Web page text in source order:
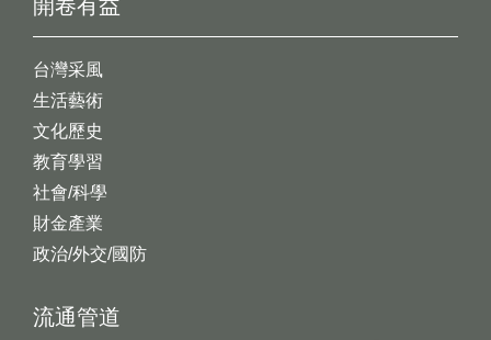
開卷有益
台灣采風
生活藝術
文化歷史
教育學習
社會/科學
財金產業
政治/外交/國防
流通管道